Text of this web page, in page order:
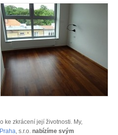
ke zkrácení její životnosti. My,
, s.r.o. nabízíme svým